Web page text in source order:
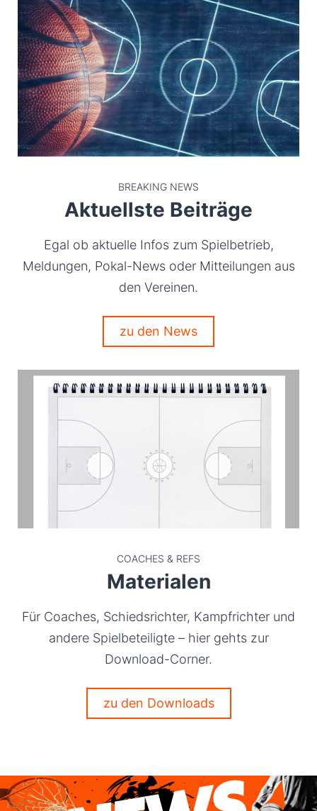
BREAKING NEWS
Aktuellste Beiträge
Egal ob aktuelle Infos zum Spielbetrieb,
Meldungen, Pokal-News oder Mitteilungen aus
den Vereinen.
zu den News
COACHES & REFS
Materialen
Für Coaches, Schiedsrichter, Kampfrichter und
andere Spielbeteiligte – hier gehts zur
Download-Corner.
zu den Downloads